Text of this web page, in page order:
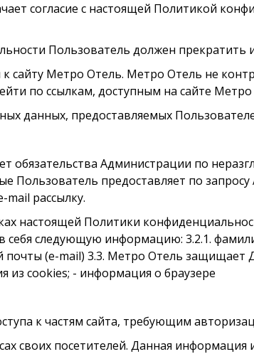
согласие с настоящей Политикой
Пользователь должен
сайту Метро Отель. Метро Отель не
по ссылкам, доступным на сайте
данных, предоставляемых
обязательства Администрации по
предоставляет по
рассылку.
настоящей Политики
следующую информацию: 3.2.1.
почты (e-mail) 3.3. Метро Отель
из cookies; - информация о браузере
к частям сайта, требующим
своих посетителей. Данная информация